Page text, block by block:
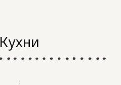
Кухни